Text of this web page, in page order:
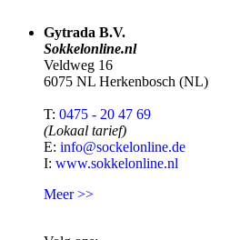
Gytrada B.V.
Sokkelonline.nl
Veldweg 16
6075 NL Herkenbosch (NL)
T: 0475 - 20 47 69
(Lokaal tarief)
E: info@sockelonline.de
I: www.sokkelonline.nl
Meer >>